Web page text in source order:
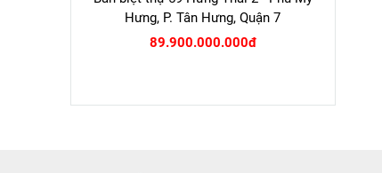
Hưng, P. Tân Hưng, Quận 7
89.900.000.000đ